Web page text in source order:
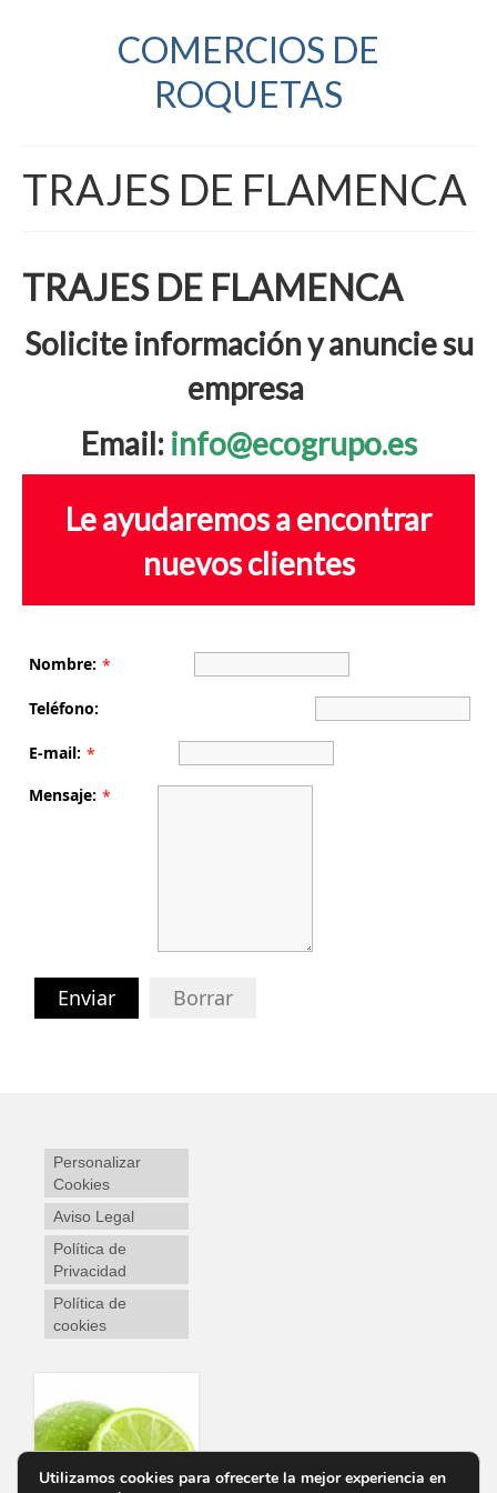
COMERCIOS DE
ROQUETAS
TRAJES DE FLAMENCA
TRAJES DE FLAMENCA
Solicite información y anuncie su
empresa
Email:info@ecogrupo.es
Le ayudaremos a encontrar
nuevos clientes
Nombre: *
Teléfono:
E-mail: *
Mensaje: *
Enviar Borrar
Personalizar
Cookies
Aviso Legal
Política de
Privacidad
Política de
cookies
Utilizamos cookies para ofrecerte la mejor experiencia en